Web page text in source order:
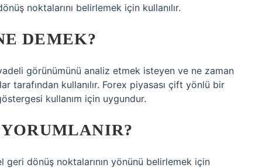
noktalarını belirlemek için kullanılır.
DEMEK?
görünümünü analiz etmek isteyen ve ne zaman
tarafından kullanılır. Forex piyasası çift yönlü bir
kullanım için uygundur.
dönüş noktalarının yönünü belirlemek için